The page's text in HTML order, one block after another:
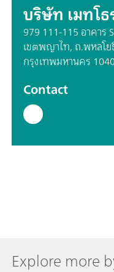
บริษัท เมทโ
979 111-115 อาคาร
เขตพญาไท, ถ.พหลโ
กรุงเทพมหานคร
Contact
Explore more